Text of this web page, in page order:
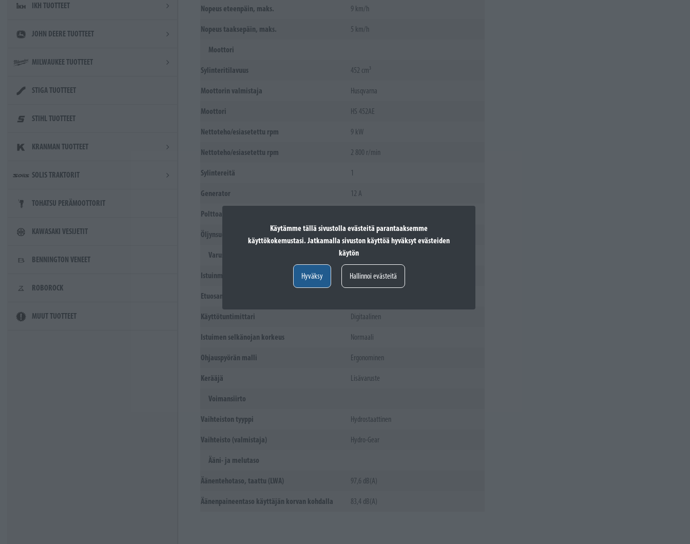
Käytämme tällä sivustolla evästeitä parantaaksemme
käyttökokemustasi. Jatkamalla sivuston käyttöä hyväksyt evästeiden
käytön
Hyväksy Hallinnoi evästeitä
IKH TUOTTEET
JOHN DEERE TUOTTEET
MILWAUKEE TUOTTEET
STIGA TUOTTEET
STIHL TUOTTEET
KRANMAN TUOTTEET
SOLIS TRAKTORIT
TOHATSU PERÄMOOTTORIT
KAWASAKI VESIJETIT
BENNINGTON VENEET
ROBOROCK
MUUT TUOTTEET
Nopeus eteenpäin, maks. 9 km/h
Nopeus taaksepäin, maks. 5 km/h
Moottori
Sylinteritilavuus 452 cm³
Moottorin valmistaja Husqvarna
Moottori HS 452AE
Nettoteho/esiasetettu rpm 9 kW
Nettoteho/esiasetettu rpm 2 800 r/min
Sylintereitä 1
Generator 12 A
Polttoainetyyppi
Öljynsuodatin Kyllä
Varusteet
Istuinmateriaali PU
Etuosan suojaus
Käyttötuntimittari Digitaalinen
Istuimen selkänojan korkeus Normaali
Ohjauspyörän malli Ergonominen
Kerääjä Lisävaruste
Voimansiirto
Vaihteiston tyyppi Hydrostaattinen
Vaihteisto (valmistaja) Hydro-Gear
Ääni- ja melutaso
Äänentehotaso, taattu (LWA) 97,6 dB(A)
Äänenpaineentaso käyttäjän korvan kohdalla 83,4 dB(A)